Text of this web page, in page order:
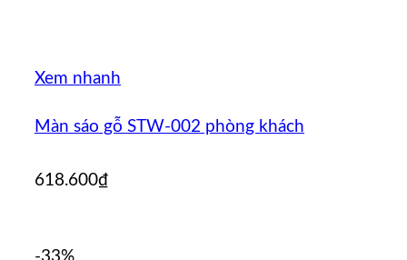
Xem nhanh
Màn sáo gỗ STW-002 phòng khách
618.600₫